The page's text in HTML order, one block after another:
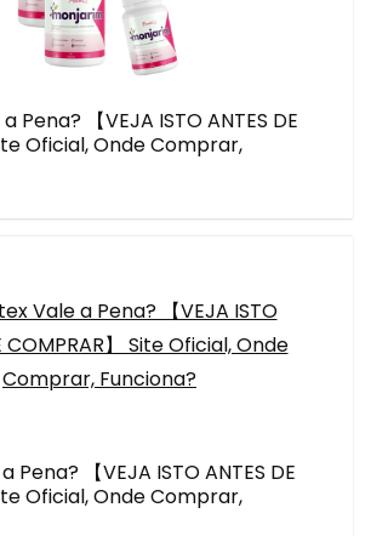
Pena? 【VEJA ISTO ANTES DE
Oficial, Onde Comprar,
【VEJA ISTO ANTES DE
Oficial, Onde Comprar,